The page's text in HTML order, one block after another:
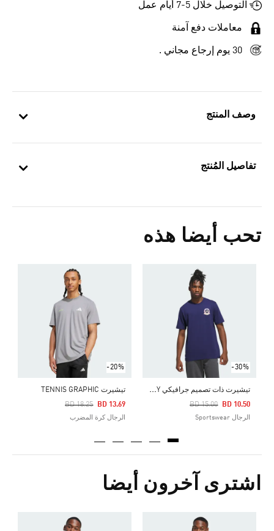
وصف المنتج
تفاصيل المُنتج
تحب أيضا هذه
-30%
ت
يشيرت ذات تصميم جرافيكي 90S NOSTALGIA CITY
Price Reduced From
BD 15.00
To BD 10.50
الرجال Sportswear
-20%
تيشيرت TENNIS GRAPHIC
Price Reduced From
BD 18.25
To BD 13.69
الرجال كرة المضرب
Price Reduced From
اشترى آخرون أيضا
التوصيل خلال 5-7 أيام عمل
معاملات دفع آمنة